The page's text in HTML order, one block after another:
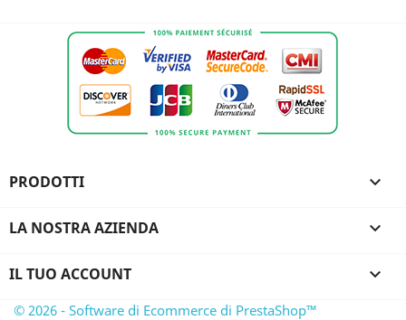
PRODOTTI 
LA NOSTRA AZIENDA 
IL TUO ACCOUNT 
© 2026 - Software di Ecommerce di PrestaShop™